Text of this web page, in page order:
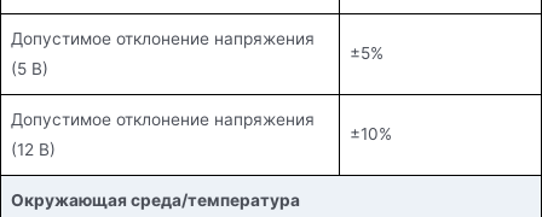
Допустимое отклонение напряжения
(5 В)
±5%
Допустимое отклонение напряжения
(12 В)
±10%
Окружающая среда/температура